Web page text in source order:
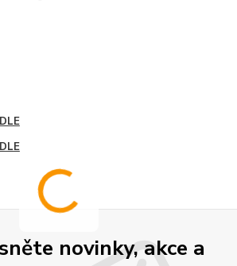
novinky, akce a